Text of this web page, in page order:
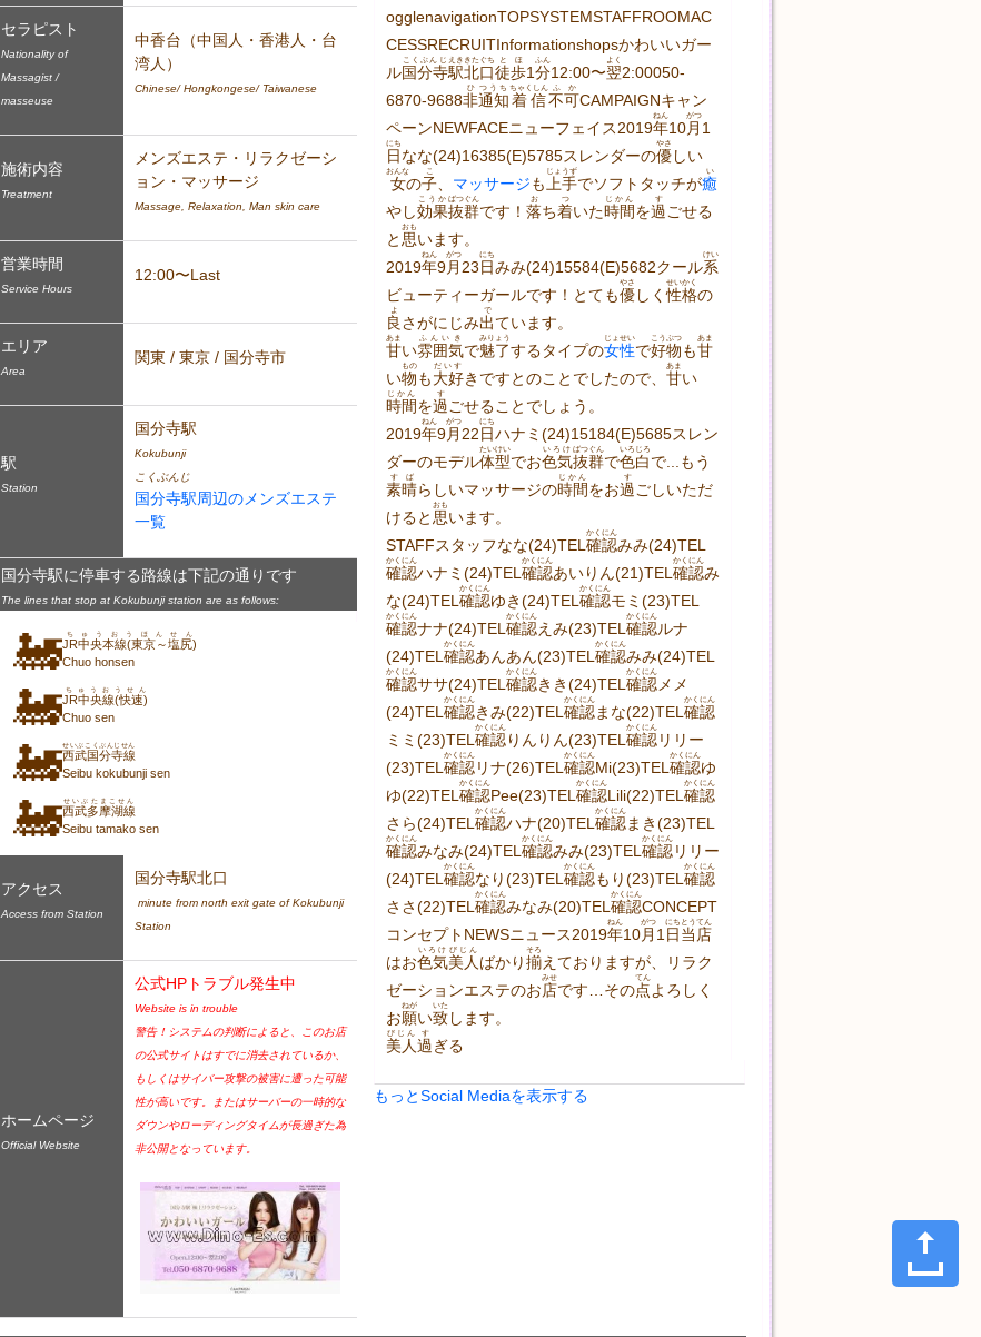
ogglenavigationTOPSYSTEMSTAFFROOMAC
CESSRECRUITInformationshopsかわいいガー
ル国分寺
こくぶんじ
駅
えき
北口
きたぐち
徒歩
とほ
1分
ふん
12:00〜翌
よく
2:00050-
6870-9688非
ひ
通知
つうち
着信
ちゃくしん
不可
ふか
CAMPAIGNキャン
ペーンNEWFACEニューフェイス2019年
ねん
10月
がつ
1
日
にち
なな(24)16385(E)5785スレンダーの優
やさ
しい
女
おんな
の子
こ
、 マッサージも上手
じょうず
でソフトタッチが癒
い
やし効果
こうか
抜群
ばつぐん
です！ 落
お
ち着
つ
いた時間
じかん
を過
す
ごせる
と思
おも
います。
2019年
ねん
9月
がつ
23日
にち
みみ(24)15584(E)5682クール系
けい
ビューティーガールです！とても優
やさ
しく性格
せいかく
の
良
よ
さがにじみ出
で
ています。
甘
あま
い雰囲気
ふんいき
で魅了
みりょう
するタイプの女性
じょせい
で好物
こうぶつ
も甘
あま
い物
もの
も大好
だいす
きですとのことでしたので、 甘
あま
い
時間
じかん
を過
す
ごせることでしょう。
2019年
ねん
9月
がつ
22日
にち
ハナミ(24)15184(E)5685スレン
ダーのモデル体型
たいけい
でお色気
いろけ
抜群
ばつぐん
で色白
いろじろ
で...もう
素晴
すば
らしいマッサージの時間
じかん
をお過
す
ごしいただ
けると思
おも
います。
STAFFスタッフなな(24)TEL確認
かくにん
みみ(24)TEL
確認
かくにん
ハナミ(24)TEL確認
かくにん
あいりん(21)TEL確認
かくにん
み
な(24)TEL確認
かくにん
ゆき(24)TEL確認
かくにん
モミ(23)TEL
確認
かくにん
ナナ(24)TEL確認
かくにん
えみ(23)TEL確認
かくにん
ルナ
(24)TEL確認
かくにん
あんあん(23)TEL確認
かくにん
みみ(24)TEL
確認
かくにん
ササ(24)TEL確認
かくにん
きき(24)TEL確認
かくにん
メメ
(24)TEL確認
かくにん
きみ(22)TEL確認
かくにん
まな(22)TEL確認
かくにん
ミミ(23)TEL確認
かくにん
りんりん(23)TEL確認
かくにん
リリー
(23)TEL確認
かくにん
リナ(26)TEL確認
かくにん
Mi(23)TEL確認
かくにん
ゆ
ゆ(22)TEL確認
かくにん
Pee(23)TEL確認
かくにん
Lili(22)TEL確認
かくにん
さら(24)TEL確認
かくにん
ハナ(20)TEL確認
かくにん
まき(23)TEL
確認
かくにん
みなみ(24)TEL確認
かくにん
みみ(23)TEL確認
かくにん
リリー
(24)TEL確認
かくにん
なり(23)TEL確認
かくにん
もり(23)TEL確認
かくにん
ささ(22)TEL確認
かくにん
みなみ(20)TEL確認
かくにん
CONCEPT
コンセプトNEWSニュース2019年
ねん
10月
がつ
1日
にち
当店
とうてん
はお色気
いろけ
美人
びじん
ばかり揃
そろ
えておりますが、リラク
ゼーションエステのお店
みせ
です…その点
てん
よろしく
お願
ねが
い致
いた
します。
美人
びじん
過
す
ぎる
もっとSocial Mediaを表示する
セラピスト
Nationality of
Massagist /
masseuse
中香台（中国人・香港人・台
湾人）
Chinese/ Hongkongese/ Taiwanese
施術内容
Treatment
メンズエステ・リラクゼーシ
ョン・マッサージ
Massage, Relaxation, Man skin care
営業時間
Service Hours
12:00〜Last
エリア
Area
関東 / 東京 / 国分寺市
駅
Station
国分寺駅
Kokubunji
こくぶんじ
国分寺駅周辺のメンズエステ
一覧
国分寺駅に停車する路線は下記の通りです
The lines that stop at Kokubunji station are as follows:
🚂JR中央本線(東京～塩尻)
ちゅうおうほんせん
Chuo honsen
🚂JR中央線(快速)
ちゅうおうせん
Chuo sen
🚂西武国分寺線
せいぶこくぶんじせん
Seibu kokubunji sen
🚂西武多摩湖線
せいぶたまこせん
Seibu tamako sen
アクセス
Access from Station
国分寺駅北口
Station
ホームページ
Official Website
公式HPトラブル発生中
Website is in trouble
警告！システムの判断によると、このお店
の公式サイトはすでに消去されているか、
もしくはサイバー攻撃の被害に遭った可能
性が高いです。またはサーバーの一時的な
ダウンやローディングタイムが長過ぎた為
非公開となっています。